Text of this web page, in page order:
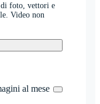
di foto, vettori e
Video non
al mese